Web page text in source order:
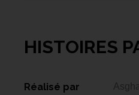
HISTOIRES
Réalisé par